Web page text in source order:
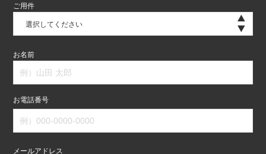
ご用件
選択してください
お名前
お電話番号
メールアドレス